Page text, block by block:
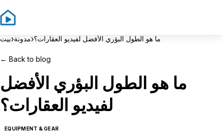
بيت›مدونة›ما هو الطول البؤري الأفضل لفيديو العقارات؟
← Back to blog
ما هو الطول البؤري الأفضل
لفيديو العقارات؟
EQUIPMENT & GEAR